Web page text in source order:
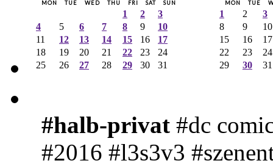
MON TUE WED THU FRI SAT SUN
1 2
3
4
5 6 7 8 9
10
11
12 13 14 15 16
17
18
19 20 21 22 23
24
25
26 27 28 29 30 31
MON TUE
1 2
3
8
9
10
15
16
17
22
23
24
29
30 31
#halb-privat #dc
#2016 #l3s3v3